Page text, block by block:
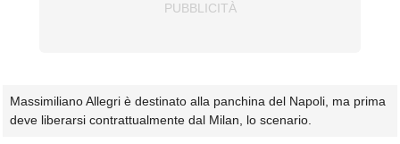
Massimiliano Allegri è destinato alla panchina del Napoli, ma prima
deve liberarsi contrattualmente dal Milan, lo scenario.